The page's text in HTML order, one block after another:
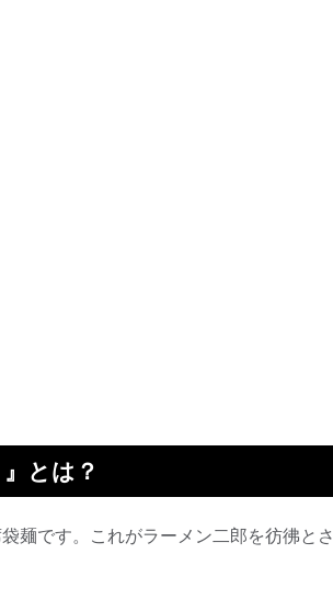
とは？
麺です。これがラーメン二郎を彷彿と